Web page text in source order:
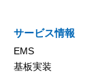
サービス情報
EMS
基板実装